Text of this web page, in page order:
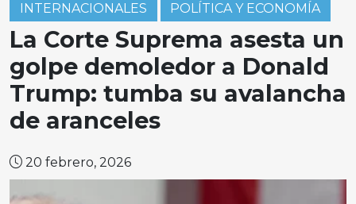
INTERNACIONALES POLÍTICA Y ECONOMÍA
La Corte Suprema asesta un
golpe demoledor a Donald
Trump: tumba su avalancha
de aranceles
20 febrero, 2026